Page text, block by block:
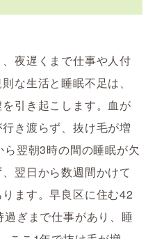
夜遅くまで仕事や人付
な生活と睡眠不足は、
引き起こします。血が
き渡らず、抜け毛が増
翌朝3時の間の睡眠が欠
翌日から数週間かけて
ます。早良区に住む42
ぎまで仕事があり、睡